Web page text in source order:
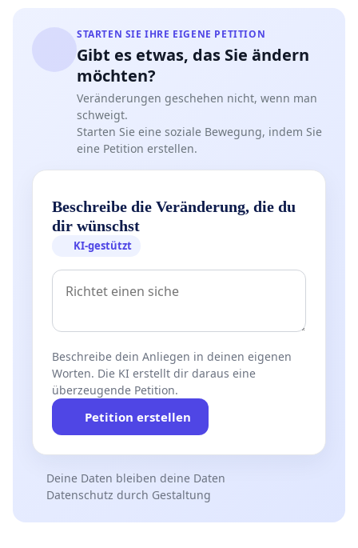
STARTEN SIE IHRE EIGENE PETITION
Gibt es etwas, das Sie ändern
möchten?
Veränderungen geschehen nicht, wenn man
schweigt.
Starten Sie eine soziale Bewegung, indem Sie
eine Petition erstellen.
Beschreibe die Veränderung, die du
dir wünschst
KI-gestützt
Beschreibe dein Anliegen in deinen eigenen
Worten. Die KI erstellt dir daraus eine
überzeugende Petition.
Petition erstellen
Deine Daten bleiben deine Daten
Datenschutz durch Gestaltung